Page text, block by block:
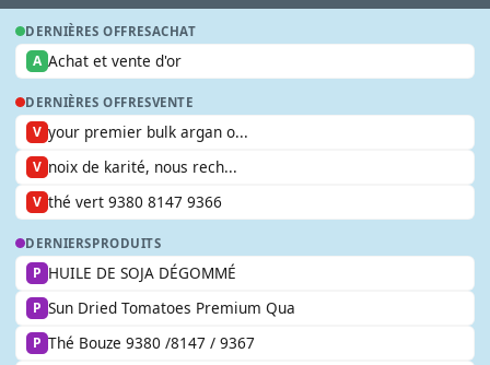
DERNIÈRES OFFRESACHAT
A Achat et vente d'or
DERNIÈRES OFFRESVENTE
V your premier bulk argan o...
V noix de karité, nous rech...
V thé vert 9380 8147 9366
DERNIERSPRODUITS
P HUILE DE SOJA DÉGOMMÉ
P Sun Dried Tomatoes Premium Qua
P Thé Bouze 9380 /8147 / 9367